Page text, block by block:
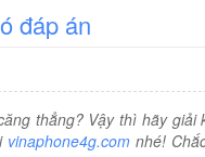
đáp án
thẳng? Vậy thì hãy giải
vinaphone4g.comnhé!